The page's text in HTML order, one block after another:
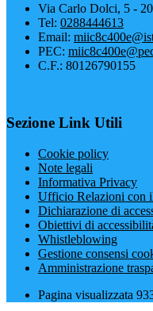
Via Carlo Dolci, 5 -
Tel: 0288444613
Email:
PEC:
C.F.: 80126790155
Sezione Link Utili
Cookie policy
Note legali
Informativa Privacy
Ufficio Relazioni con
Dichiarazione di
Obiettivi di
Whistleblowing
Gestione consensi
Amministrazione
Pagina visualizzata